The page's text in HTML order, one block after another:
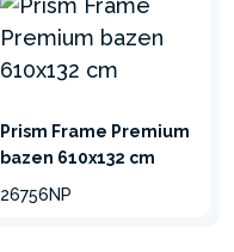
Prism Frame Premium
bazen 610x132 cm
26756NP